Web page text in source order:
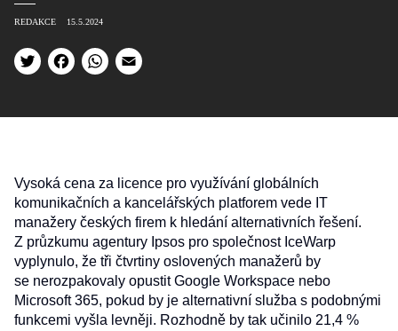
REDAKCE 15.5.2024
Twitter FacebookWhatsApp
Vysoká cena za licence pro využívání globálních
komunikačních a kancelářských platforem vede IT
manažery českých firem k hledání alternativních řešení.
Z průzkumu agentury Ipsos pro společnost IceWarp
vyplynulo, že tři čtvrtiny oslovených manažerů by
se nerozpakovaly opustit Google Workspace nebo
Microsoft 365, pokud by je alternativní služba s podobnými
funkcemi vyšla levněji. Rozhodně by tak učinilo 21,4 %